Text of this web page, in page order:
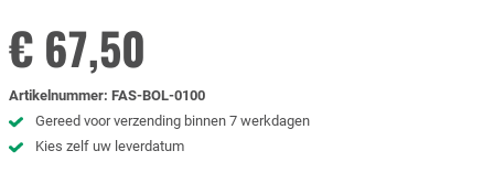
€ 67,50
Artikelnummer: FAS-BOL-0100
Gereed voor verzending binnen 7 werkdagen
Kies zelf uw leverdatum